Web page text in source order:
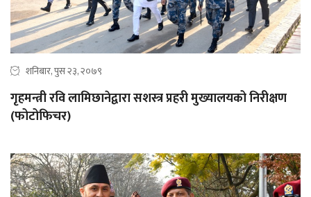
शनिबार, पुस २३, २०७९
गृहमन्त्री रवि लामिछानेद्वारा सशस्त्र प्रहरी मुख्यालयको निरीक्षण
(फोटोफिचर)